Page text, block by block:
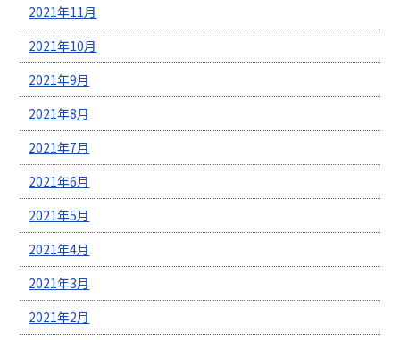
2021年11月
2021年10月
2021年9月
2021年8月
2021年7月
2021年6月
2021年5月
2021年4月
2021年3月
2021年2月